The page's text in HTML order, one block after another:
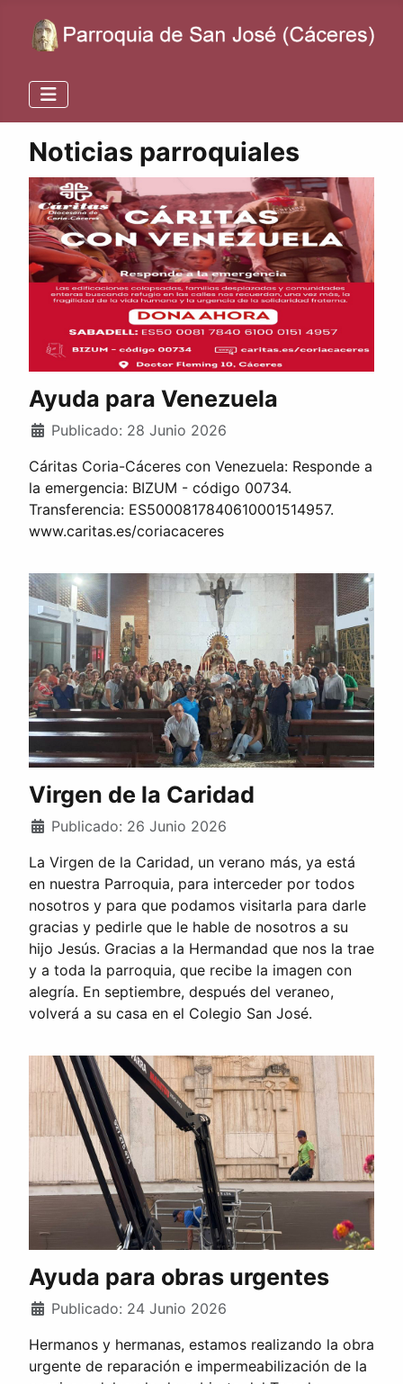
Noticias parroquiales
Ayuda para Venezuela
Publicado: 28 Junio 2026
Cáritas Coria-Cáceres con Venezuela: Responde a
la emergencia: BIZUM - código 00734.
Transferencia: ES5000817840610001514957.
www.caritas.es/coriacaceres
Virgen de la Caridad
Publicado: 26 Junio 2026
La Virgen de la Caridad, un verano más, ya está
en nuestra Parroquia, para interceder por todos
nosotros y para que podamos visitarla para darle
gracias y pedirle que le hable de nosotros a su
hijo Jesús. Gracias a la Hermandad que nos la trae
y a toda la parroquia, que recibe la imagen con
alegría. En septiembre, después del veraneo,
volverá a su casa en el Colegio San José.
Ayuda para obras urgentes
Publicado: 24 Junio 2026
Hermanos y hermanas, estamos realizando la obra
urgente de reparación e impermeabilización de la